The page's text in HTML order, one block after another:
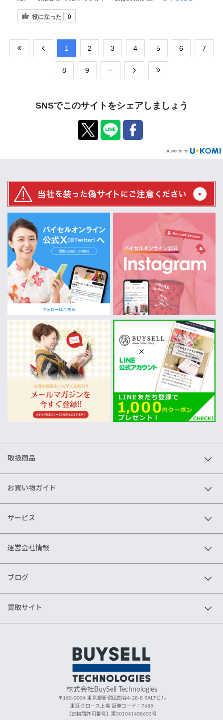
役に立った 0
​1 ​2 ​3 ​4 ​5 ​6 ​7
​8 ​9
SNSでこのサイトをシェアしましょう
取扱商品
お買い物ガイド
サービス
運営会社情報
ブログ
買取サイト
株式会社BuySell Technologies
〒160-0004 東京都新宿区四谷4-28-8 PALTビル
東証グロース上場 証券コード：7685
【古物商許可番号】第301041408603号